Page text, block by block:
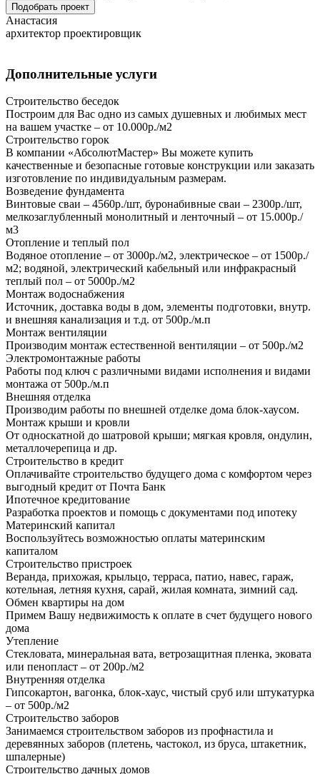
Подобрать проект
Анастасия
архитектор проектировщик
Дополнительные услуги
Строительство беседок
Построим для Вас одно из самых душевных и любимых мест
на вашем участке – от 10.000р./м2
Строительство горок
В компании «АбсолютМастер» Вы можете купить
качественные и безопасные готовые конструкции или заказать
изготовление по индивидуальным размерам.
Возведение фундамента
Винтовые сваи – 4560р./шт, буронабивные сваи – 2300р./шт,
мелкозаглубленный монолитный и ленточный – от 15.000р./
м3
Отопление и теплый пол
Водяное отопление – от 3000р./м2, электрическое – от 1500р./
м2; водяной, электрический кабельный или инфракрасный
теплый пол – от 5000р./м2
Монтаж водоснабжения
Источник, доставка воды в дом, элементы подготовки, внутр.
и внешняя канализация и т.д. от 500р./м.п
Монтаж вентиляции
Производим монтаж естественной вентиляции – от 500р./м2
Электромонтажные работы
Работы под ключ с различными видами исполнения и видами
монтажа от 500р./м.п
Внешняя отделка
Производим работы по внешней отделке дома блок-хаусом.
Монтаж крыши и кровли
От односкатной до шатровой крыши; мягкая кровля, ондулин,
металлочерепица и др.
Строительство в кредит
Оплачивайте строительство будущего дома с комфортом через
выгодный кредит от Почта Банк
Ипотечное кредитование
Разработка проектов и помощь с документами под ипотеку
Материнский капитал
Воспользуйтесь возможностью оплаты материнским
капиталом
Строительство пристроек
Веранда, прихожая, крыльцо, терраса, патио, навес, гараж,
котельная, летняя кухня, сарай, жилая комната, зимний сад.
Обмен квартиры на дом
Примем Вашу недвижимость к оплате в счет будущего нового
дома
Утепление
Стекловата, минеральная вата, ветрозащитная пленка, эковата
или пенопласт – от 200р./м2
Внутренняя отделка
Гипсокартон, вагонка, блок-хаус, чистый сруб или штукатурка
– от 500р./м2
Строительство заборов
Занимаемся строительством заборов из профнастила и
деревянных заборов (плетень, частокол, из бруса, штакетник,
шпалерные)
Строительство дачных домов